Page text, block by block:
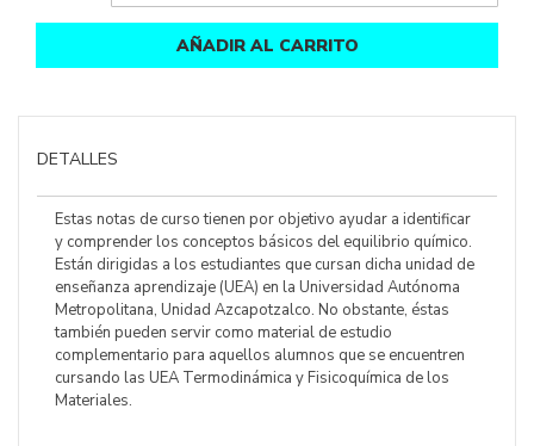
AÑADIR AL CARRITO
DETALLES
Estas notas de curso tienen por objetivo ayudar a identificar
y comprender los conceptos básicos del equilibrio químico.
Están dirigidas a los estudiantes que cursan dicha unidad de
enseñanza aprendizaje (UEA) en la Universidad Autónoma
Metropolitana, Unidad Azcapotzalco. No obstante, éstas
también pueden servir como material de estudio
complementario para aquellos alumnos que se encuentren
cursando las UEA Termodinámica y Fisicoquímica de los
Materiales.